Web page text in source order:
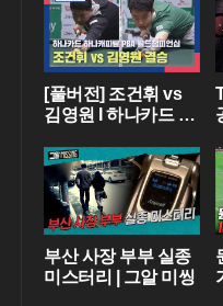
[풀버전] 조건휘 vs
김영원 I 하나카드 하
챔피언십 결승 I 202
6.03.15 방송
부산 사장 부부 실종
미스터리 | 그알 미씽